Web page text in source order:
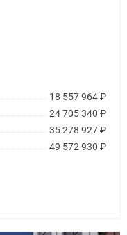
18 557 964₽
24 705 340 ₽
35 278 927₽
49 572 930 ₽